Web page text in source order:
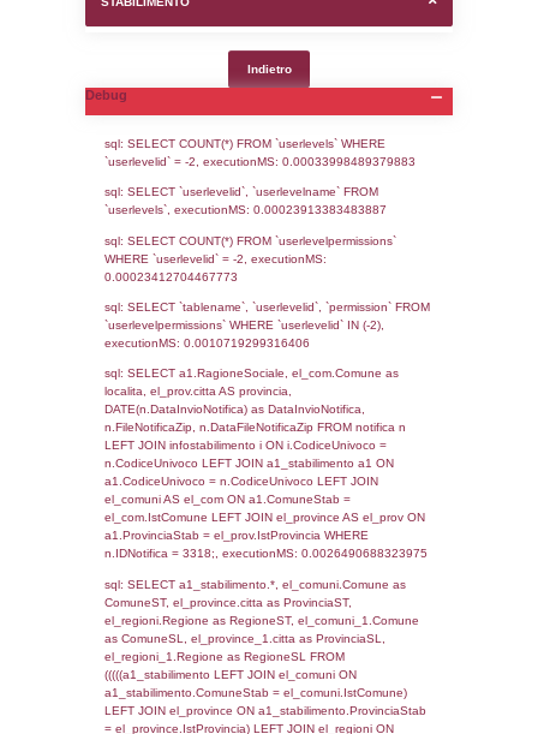
SEZIONE D (pubblico) - INFORMAZIONI
CONTROLLO A CUI è SOGGETTO LO
DELL'AMBIENTE/TERRITORIO
STABILIMENTO
SEZIONE H (pubblico) - DESCRIZIONE
STABILIMENTO E RIEPILOGO SOSTANZE
DI CUI ALL'ALLEGATO 1 DEL DECRETO
DELLA DIRETTIVA 2012/18/UE
SEZIONE L (pubblico) - INFORMAZIONI
INCIDENTALI CON IMPATTO
STABILIMENTO
Indietro